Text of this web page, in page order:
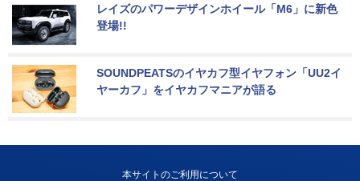
レイズのパワーデザインホイール「M6」に新色
登場!!
SOUNDPEATSのイヤカフ型イヤフォン「UU2イ
ヤーカフ」をイヤカフマニアが語る
本サイトのご利用について